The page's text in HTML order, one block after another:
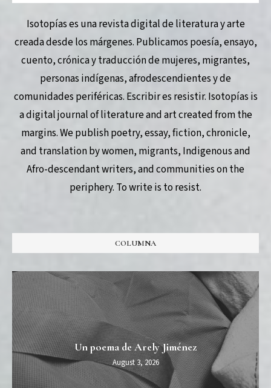
Isotopías es una revista digital de literatura y arte
creada desde los márgenes. Publicamos poesía, ensayo,
cuento, crónica y traducción de mujeres, migrantes,
personas indígenas, afrodescendientes y de
comunidades periféricas. Escribir es resistir. Isotopías is
a digital journal of literature and art created from the
margins. We publish poetry, essay, fiction, chronicle,
and translation by women, migrants, Indigenous and
Afro-descendant writers, and communities on the
periphery. To write is to resist.
COLUMNA
Un poema de Arely Jiménez
August 3, 2026